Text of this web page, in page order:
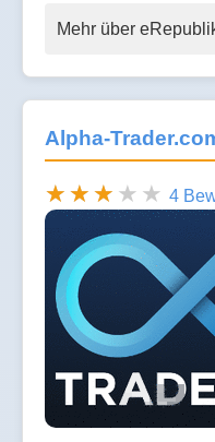
Mehr über
Alpha-
4